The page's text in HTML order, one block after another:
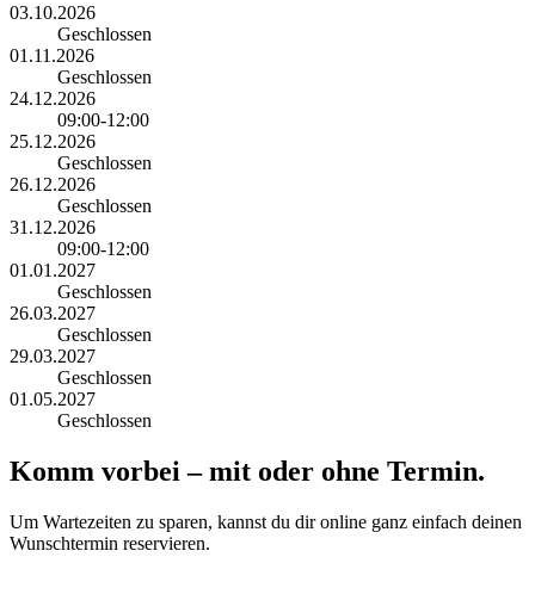
03.10.2026
Geschlossen
01.11.2026
Geschlossen
24.12.2026
09:00-12:00
25.12.2026
Geschlossen
26.12.2026
Geschlossen
31.12.2026
09:00-12:00
01.01.2027
Geschlossen
26.03.2027
Geschlossen
29.03.2027
Geschlossen
01.05.2027
Geschlossen
Komm vorbei – mit oder ohne Termin.
Um Wartezeiten zu sparen, kannst du dir online ganz einfach deinen
Wunschtermin reservieren.